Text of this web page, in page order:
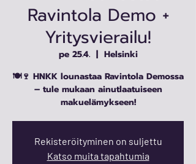
Ravintola Demo +
Yritysvierailu!
pe 25.4.
  |
Helsinki
🍽🍷 HNKK lounastaa Ravintola Demossa
– tule mukaan ainutlaatuiseen
makuelämykseen!
Rekisteröityminen on suljettu
Katso muita tapahtumia